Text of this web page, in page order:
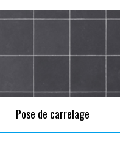
Pose de carrelage